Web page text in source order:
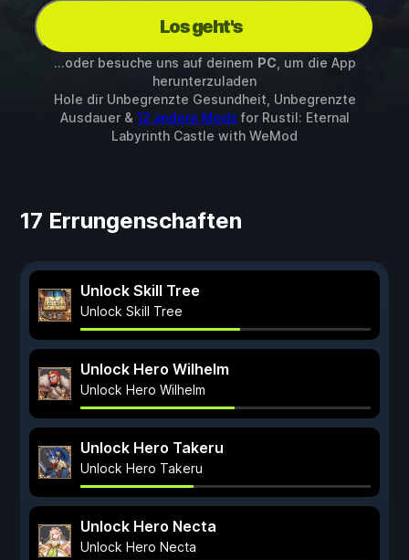
Los geht's
...oder besuche uns auf deinem PC , um die App
herunterzuladen
Hole dir Unbegrenzte Gesundheit, Unbegrenzte
Ausdauer & 12 andere Mods for Rustil: Eternal
Labyrinth Castle with WeMod
17 Errungenschaften
Unlock Skill Tree
Unlock Skill Tree
Unlock Hero Wilhelm
Unlock Hero Wilhelm
Unlock Hero Takeru
Unlock Hero Takeru
Unlock Hero Necta
Unlock Hero Necta